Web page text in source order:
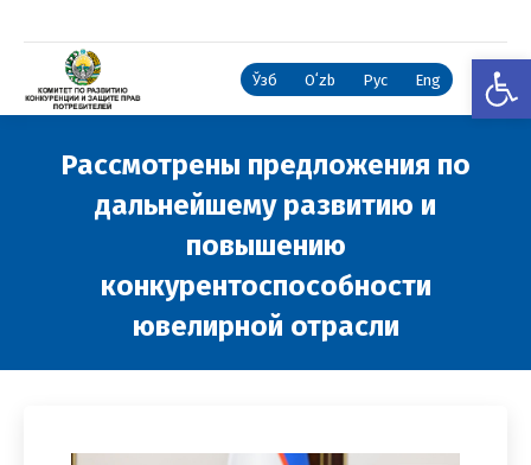
Ўзб Oʻzb Рус Eng
Рассмотрены предложения по
дальнейшему развитию и
повышению
конкурентоспособности
ювелирной отрасли